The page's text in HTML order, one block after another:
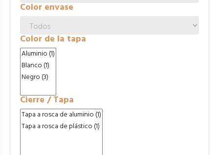
Color envase
Color de la tapa
Cierre / Tapa